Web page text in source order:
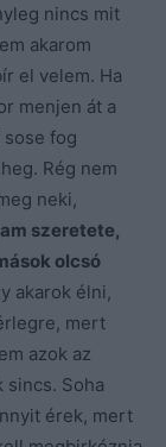
nincs mit
akarom
el velem. Ha
menjen át a
sose fog
Rég nem
neki,
szeretete,
olcsó
akarok élni,
mert
azok az
sincs. Soha
érek, mert